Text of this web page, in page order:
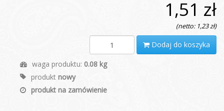
1,51 zł
(netto: 1,23 zł)
Dodaj do koszyka
waga produktu: 0.08 kg
produkt nowy
produkt na zamówienie